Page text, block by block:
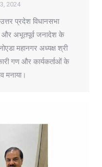
2024
प्रदेश विधानसभा
और अभूतपूर्व जनादेश के
महानगर अध्यक्ष श्री
गण और कार्यकर्ताओं के
मनाया।